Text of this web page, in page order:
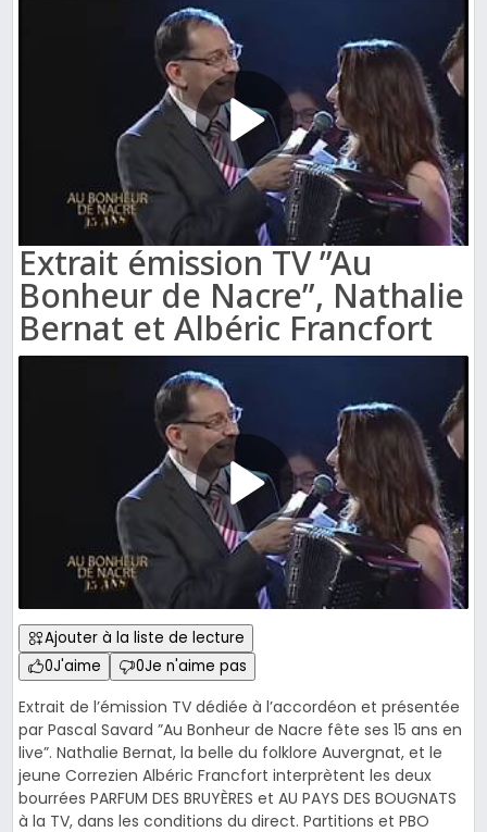
Extrait émission TV ”Au
Bonheur de Nacre”, Nathalie
Bernat et Albéric Francfort
Ajouter à la liste de lecture
0J'aime 0Je n'aime pas
Extrait de l’émission TV dédiée à l’accordéon et présentée
par Pascal Savard ”Au Bonheur de Nacre fête ses 15 ans en
live”. Nathalie Bernat, la belle du folklore Auvergnat, et le
jeune Correzien Albéric Francfort interprètent les deux
bourrées PARFUM DES BRUYÈRES et AU PAYS DES BOUGNATS
à la TV, dans les conditions du direct. Partitions et PBO